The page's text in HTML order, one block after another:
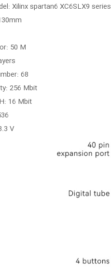
Xilinx spartan6 XC6SLX9 series
50 M
68
256 Mbit
16 Mbit
V